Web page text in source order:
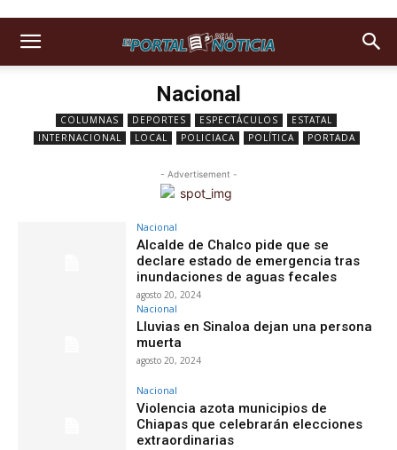
Nacional
COLUMNAS DEPORTES ESPECTÁCULOS
ESTATAL
INTERNACIONAL
LOCAL POLICIACA POLÍTICA PORTADA
- Advertisement -
Nacional
Alcalde de Chalco pide que se
declare estado de emergencia tras
inundaciones de aguas fecales
agosto 20, 2024
Nacional
Lluvias en Sinaloa dejan una persona
muerta
agosto 20, 2024
Nacional
Violencia azota municipios de
Chiapas que celebrarán elecciones
extraordinarias